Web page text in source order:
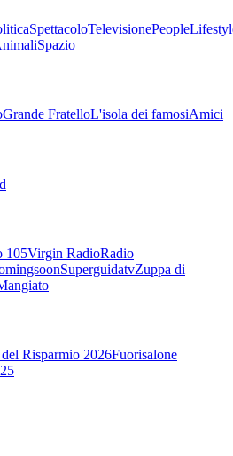
SpettacoloTelevisionePeople
Spazio
Grande FratelloL'isola dei famosiAmici
105Virgin RadioRadio
SuperguidatvZuppa di
del Risparmio 2026Fuorisalone